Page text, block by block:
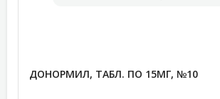
ДОНОРМИЛ, ТАБЛ. ПО 15МГ, №10